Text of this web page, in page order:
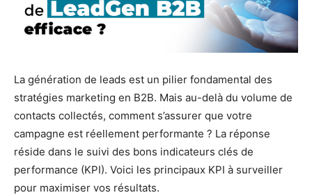
La génération de leads est un pilier fondamental des
stratégies marketing en B2B. Mais au-delà du volume de
contacts collectés, comment s’assurer que votre
campagne est réellement performante ? La réponse
réside dans le suivi des bons indicateurs clés de
performance (KPI). Voici les principaux KPI à surveiller
pour maximiser vos résultats.